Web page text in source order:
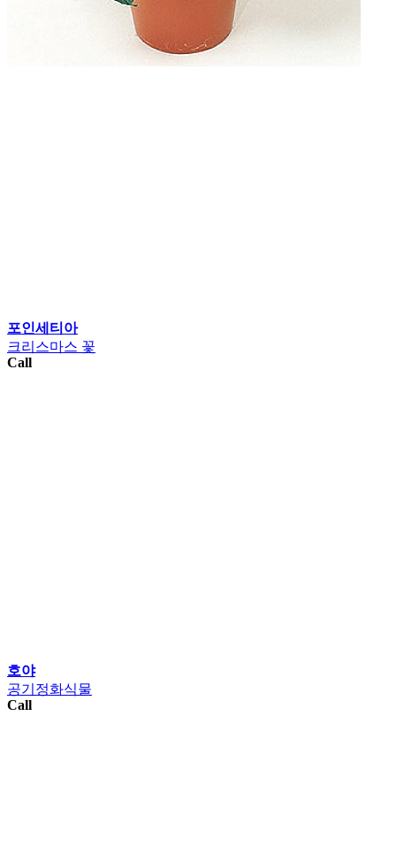
포인세티아
크리스마스 꽃
Call
호야
공기정화식물
Call